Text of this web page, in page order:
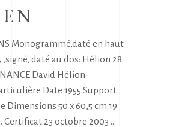
Monogrammé,daté en haut
,signé, daté au dos: Hélion 28
David Hélion-
Date 1955 Support
Dimensions 50 x 60,5 cm 19
Certificat 23 octobre 2003